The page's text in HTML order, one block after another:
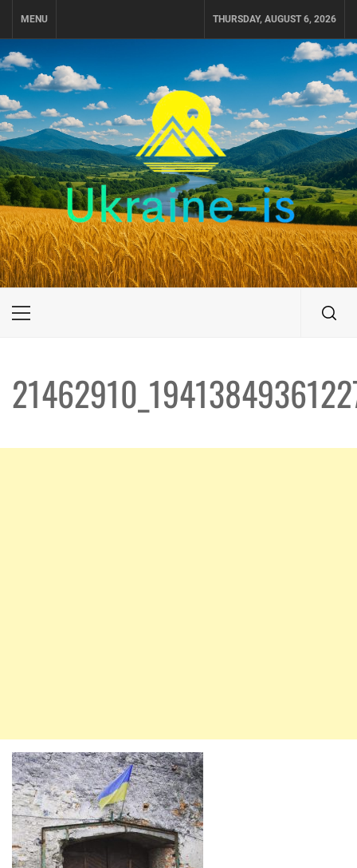
MENU THURSDAY, AUGUST 6, 2026
UKRAINE-IS
ПУТЕШЕСТВИЕ ПО УКРАИНЕ
Primary